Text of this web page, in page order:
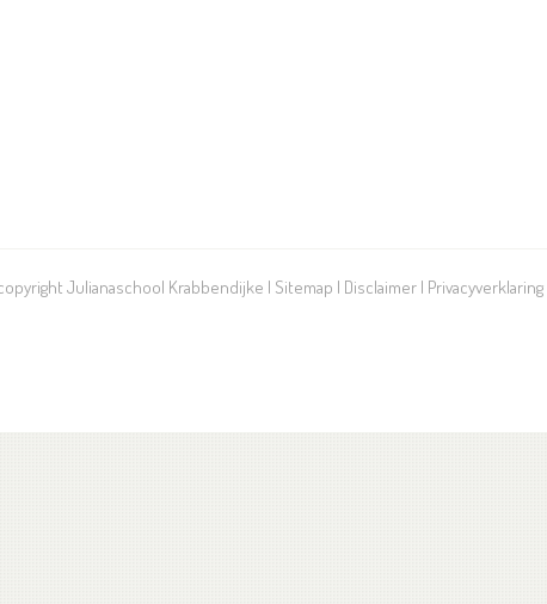
Julianaschool Krabbendijke | Sitemap | Disclaimer | Privacyverklaring